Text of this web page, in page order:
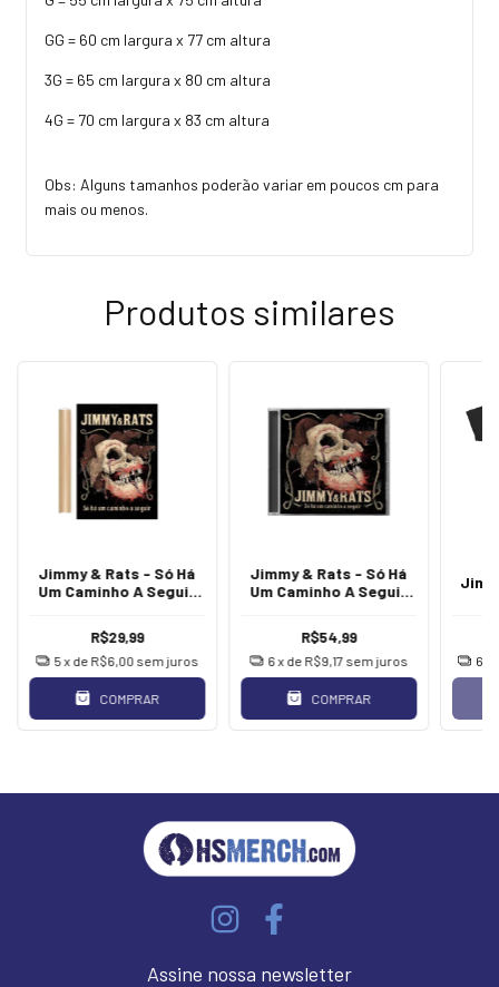
GG = 60 cm largura x 77 cm altura
3G = 65 cm largura x 80 cm altura
4G = 70 cm largura x 83 cm altura
Obs: Alguns tamanhos poderão variar em poucos cm para
mais ou menos.
Produtos similares
Jimmy & Rats - Só Há
Um Caminho A Seguir
R$29,99
5x de R$6,00 sem juros
COMPRAR
Jimmy & Rats - Só Há
Um Caminho A Seguir
R$54,99
6x de R$9,17 sem juros
COMPRAR
6
Assine nossa newsletter